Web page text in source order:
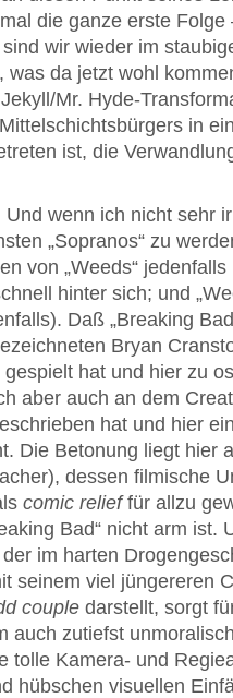
die ganze erste
wir wieder im
was da jetzt wohl
Mr. Hyde-
in
ist, die
wenn ich nicht sehr
„Sopranos“ zu
von „Weeds“
hinter sich; und
Daß „Breaking
Bryan
gespielt hat und hier zu
aber auch an dem
hat und hier
Die Betonung liegt hier
dessen filmische
comic relieffür allzu
Bad“ nicht arm ist.
im harten
seinem viel jüngereren
couple darstellt, sorgt
auch zutiefst
tolle Kamera- und
hübschen visuellen